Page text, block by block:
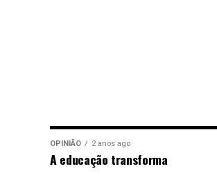
OPINIÃO 2 anos ago
A educação transforma